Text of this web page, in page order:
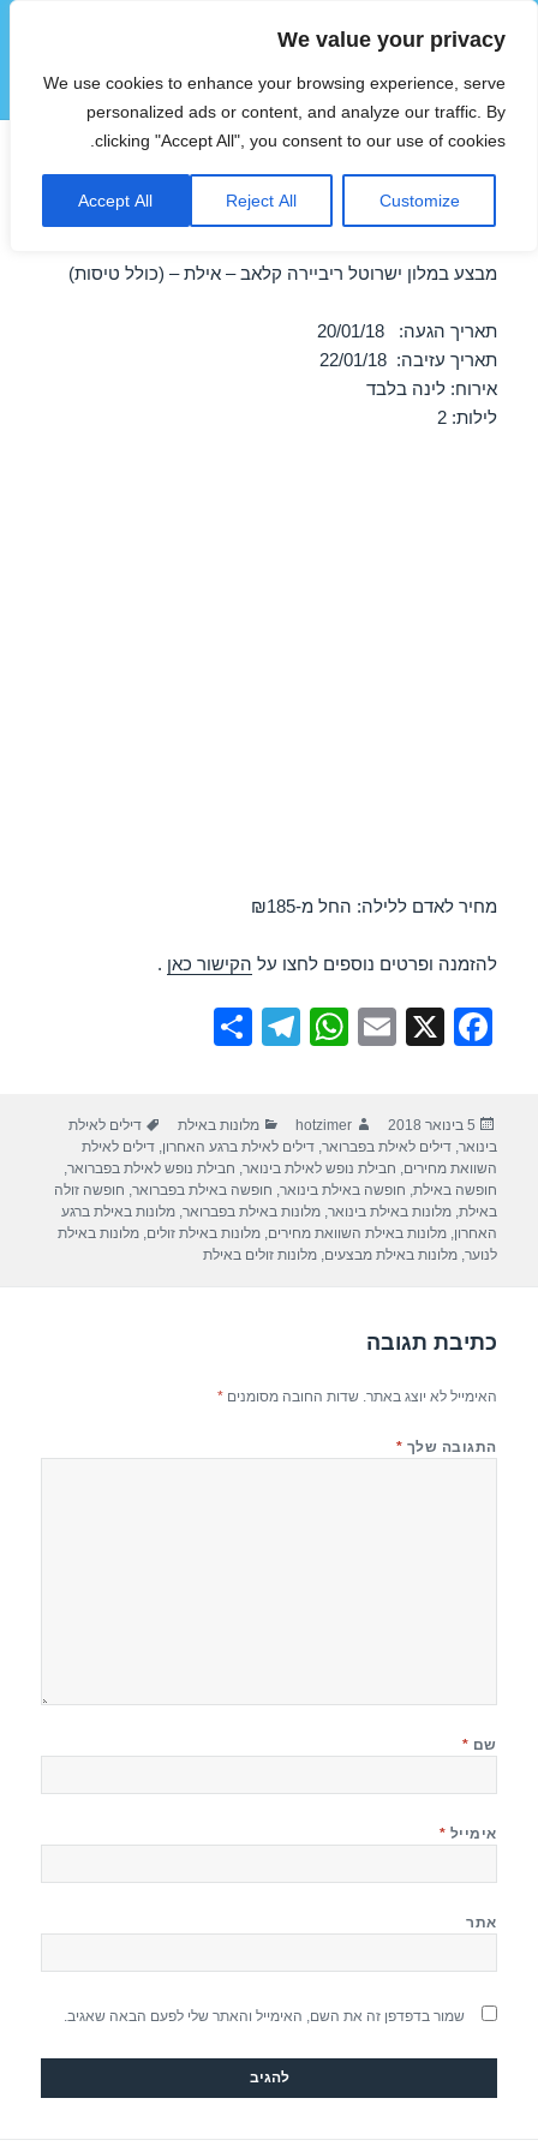
We value your privacy
We use cookies to enhance your browsing experience, serve
personalized ads or content, and analyze our traffic. By
clicking "Accept All", you consent to our use of cookies.
Customize
Reject All
Accept All
הוטצימר
תפריטים
ווידג'טים
חופשה במלון ישרוטל ריביירה
קלאב – אילת 20/01/2018
מבצע במלון ישרוטל ריביירה קלאב – אילת – (כולל טיסות)
תאריך הגעה: 20/01/18
תאריך עזיבה: 22/01/18
אירוח: לינה בלבד
לילות: 2
מחיר לאדם ללילה: החל מ-₪185
להזמנה ופרטים נוספים לחצו על הקישור כאן .
F
e
b
o
o
X
E
W
s
A
p
p
T
gr
a
m
e
פורסם
בתאריך
5 בינואר 2018 מחבר
hotzimer קטגוריות
מלונות באילת תגיות
דילים לאילת
בינואר,דילים לאילת בפברואר,דילים לאילת ברגע האחרון,דילים לאילת
השוואת מחירים, חבילת נופש לאילת בינואר, חבילת נופש לאילת בפברואר,
חופשה באילת, חופשה באילת בינואר, חופשה באילת בפברואר, חופשה זולה
באילת,מלונות באילת בינואר,מלונות באילת בפברואר,מלונות באילת ברגע
האחרון,מלונות באילת השוואת מחירים,מלונות באילת זולים,מלונות באילת
לנוער,מלונות באילת מבצעים,מלונות זולים באילת
כתיבת תגובה
האימייל לא יוצג באתר. שדות החובה מסומנים*
התגובה שלך *
שם *
אימייל *
אתר
שמור בדפדפן זה את השם, האימייל והאתר שלי לפעם הבאה שאגיב.